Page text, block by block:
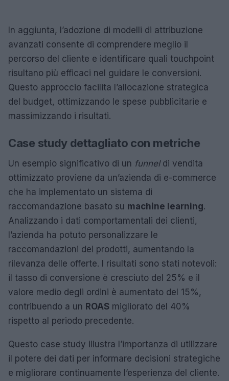
In aggiunta, l’adozione di modelli di attribuzione
avanzati consente di comprendere meglio il
percorso del cliente e identificare quali touchpoint
risultano più efficaci nel guidare le conversioni.
Questo approccio facilita l’allocazione strategica
del budget, ottimizzando le spese pubblicitarie e
massimizzando i risultati.
Case study dettagliato con metriche
Un esempio significativo di un funneldi vendita
ottimizzato proviene da un’azienda di e-commerce
che ha implementato un sistema di
raccomandazione basato su machine learning.
Analizzando i dati comportamentali dei clienti,
l’azienda ha potuto personalizzare le
raccomandazioni dei prodotti, aumentando la
rilevanza delle offerte. I risultati sono stati notevoli:
il tasso di conversione è cresciuto del 25% e il
valore medio degli ordini è aumentato del 15%,
contribuendo a un ROAS migliorato del 40%
rispetto al periodo precedente.
Questo case study illustra l’importanza di utilizzare
il potere dei dati per informare decisioni strategiche
e migliorare continuamente l’esperienza del cliente.